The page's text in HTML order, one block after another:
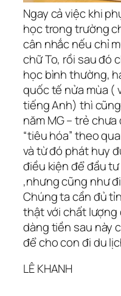
Ngay cả việc khi
học trong trường
cân nhắc nếu chỉ
chữ To, rồi sau đó
học bình thường,
quốc tế nửa mùa (
tiếng Anh) thì
năm MG – trẻ chưa
“tiêu hóa” theo
và từ đó phát huy
điều kiện để đầu
,nhưng cũng như
Chúng ta cần đủ
thật với chất lượng
dàng tiền sau này
để cho con đi du
LÊ KHANH